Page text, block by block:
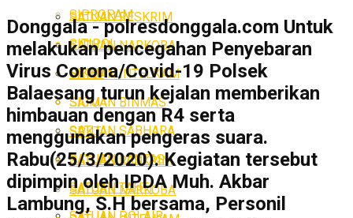
SATUAN RESKRIM
SATUAN NARKOBA
SATUAN INTELKAM
SATUAN BINMAS
SATUAN SABHARA
SATUAN LANTAS
SATUAN TAHTI
SIPROPAM
SITIPOL
SIKEU
SIUM
SPKT
SATUAN RESKRIM
SATUAN NARKOBA
Donggala - polresdonggala.com Untuk
melakukan pencegahan Penyebaran
Virus Corona/Covid-19 Polsek
Balaesang turun kejalan memberikan
himbauan dengan R4 serta
menggunakan pengeras suara.
Rabu(25/3/2020). Kegiatan tersebut
dipimpin oleh IPDA Muh. Akbar
Lambung, S.H bersama, Personil